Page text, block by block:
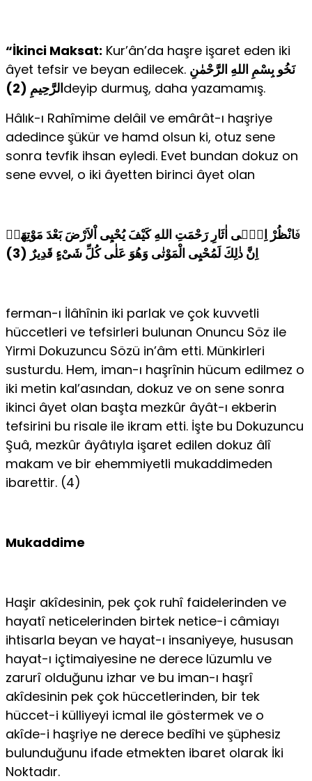
“İkinci Maksat: Kur’ân’da haşre işaret eden iki
âyet tefsir ve beyan edilecek. نَخُو بِسْمِ اللهِ الرَّحْمٰنِ
الرَّحِيمِ (2)deyip durmuş, daha yazamamış.
Hâlık-ı Rahîmime delâil ve emârât-ı haşriye
adedince şükür ve hamd olsun ki, otuz sene
sonra tevfik ihsan eyledi. Evet bundan dokuz on
sene evvel, o iki âyetten birinci âyet olan
فَانْظُرْ اِلٰۤى اٰثَارِ رَحْمَتِ اللهِ كَيْفَ يُحْيِى اْلاَرْضَ بَعْدَ مَوْتِهَاۤ
اِنَّ ذٰلِكَ لَمُحْيِى الْمَوْتٰى وَهُوَ عَلٰى كُلِّ شَىْءٍ قَدِيرٌ (3)
ferman-ı İlâhînin iki parlak ve çok kuvvetli
hüccetleri ve tefsirleri bulunan Onuncu Söz ile
Yirmi Dokuzuncu Sözü in’âm etti. Münkirleri
susturdu. Hem, iman-ı haşrînin hücum edilmez o
iki metin kal’asından, dokuz ve on sene sonra
ikinci âyet olan başta mezkûr âyât-ı ekberin
tefsirini bu risale ile ikram etti. İşte bu Dokuzuncu
Şuâ, mezkûr âyâtıyla işaret edilen dokuz âlî
makam ve bir ehemmiyetli mukaddimeden
ibarettir. (4)
Mukaddime
Haşir akîdesinin, pek çok ruhî faidelerinden ve
hayatî neticelerinden birtek netice-i câmiayı
ihtisarla beyan ve hayat-ı insaniyeye, hususan
hayat-ı içtimaiyesine ne derece lüzumlu ve
zarurî olduğunu izhar ve bu iman-ı haşrî
akîdesinin pek çok hüccetlerinden, bir tek
hüccet-i külliyeyi icmal ile göstermek ve o
akîde-i haşriye ne derece bedîhi ve şüphesiz
bulunduğunu ifade etmekten ibaret olarak İki
Noktadır.